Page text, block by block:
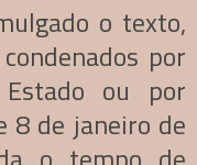
o texto,
por
ou por
8 de janeiro de